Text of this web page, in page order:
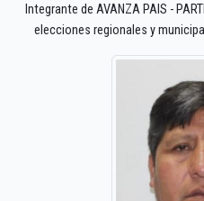
Integrante de AVANZA PAIS -
elecciones regionales y